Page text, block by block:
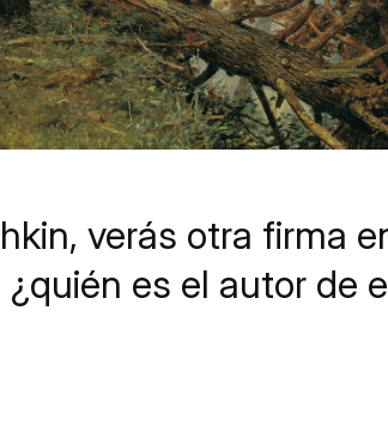
verás otra firma
es el autor de